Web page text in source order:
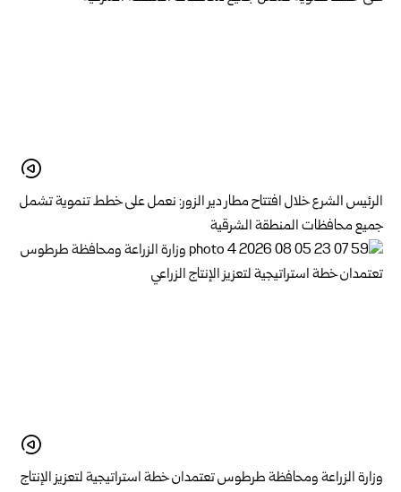
الرئيس الشرع خلال افتتاح مطار دير الزور: نعمل على خطط تنموية تشمل
جميع محافظات المنطقة الشرقية
وزارة الزراعة ومحافظة طرطوس تعتمدان خطة استراتيجية لتعزيز الإنتاج